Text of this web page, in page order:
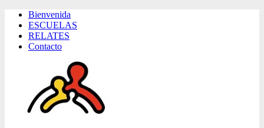
Bienvenida
ESCUELAS
RELATES
Contacto